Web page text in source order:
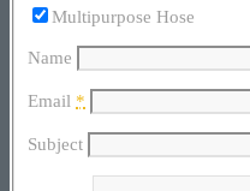
Multipurpose Hose
Name
Email *
Subject